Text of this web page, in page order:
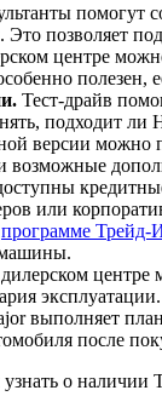
помогут
позволяет
центре
полезен,
Тест-драйв
подходит ли
версии можно
возможные
или
программе Трейд-
машины.
эксплуатации.
выполняет
после
о наличии